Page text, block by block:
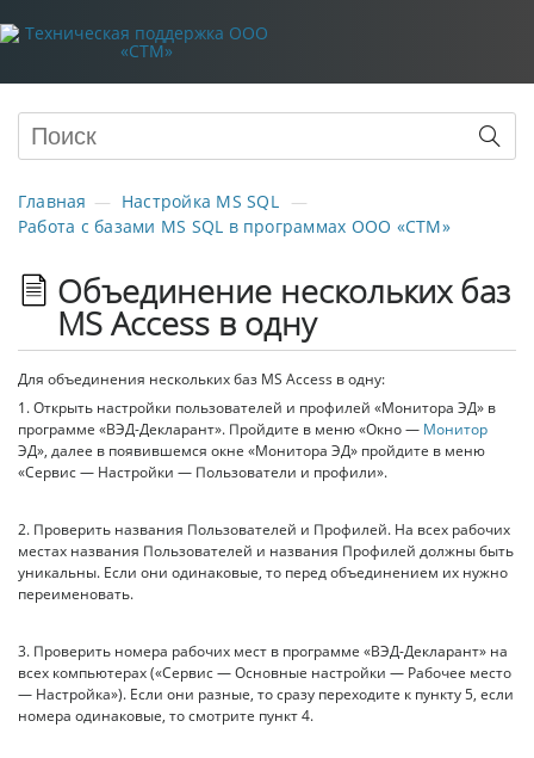
Главная
Настройка MS SQL
Работа с базами MS SQL в программах ООО «СТМ»
Объединение нескольких баз
MS Access в одну
Для объединения нескольких баз MS Access в одну:
1. Открыть настройки пользователей и профилей «Монитора ЭД» в
программе «ВЭД-Декларант». Пройдите в меню «Окно — Монитор
ЭД», далее в появившемся окне «Монитора ЭД» пройдите в меню
«Сервис — Настройки — Пользователи и профили».
2. Проверить названия Пользователей и Профилей. На всех рабочих
местах названия Пользователей и названия Профилей должны быть
уникальны. Если они одинаковые, то перед объединением их нужно
переименовать.
3. Проверить номера рабочих мест в программе «ВЭД-Декларант» на
всех компьютерах («Сервис — Основные настройки — Рабочее место
— Настройка»). Если они разные, то сразу переходите к пункту 5, если
номера одинаковые, то смотрите пункт 4.